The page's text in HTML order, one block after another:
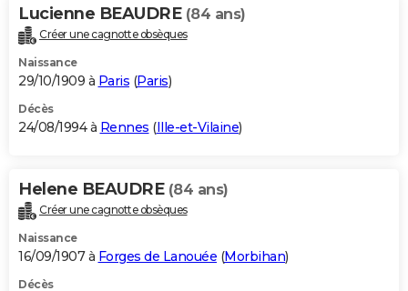
Lucienne BEAUDRE (84 ans)
Créer une cagnotte obsèques
Naissance
29/10/1909 à Paris (Paris)
Décès
24/08/1994 à Rennes (Ille-et-Vilaine)
Helene BEAUDRE (84 ans)
Créer une cagnotte obsèques
Naissance
16/09/1907 à Forges de Lanouée (Morbihan)
Décès